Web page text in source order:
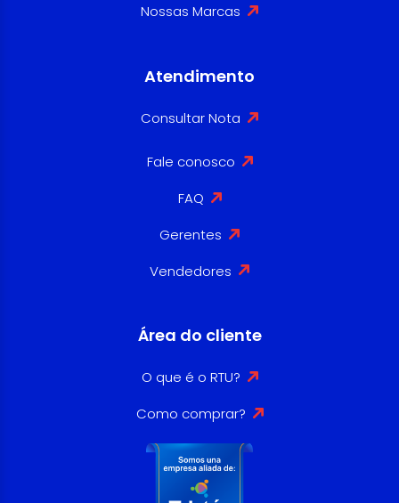
Nossas Marcas
Atendimento
Consultar Nota
Fale conosco
FAQ
Gerentes
Vendedores
Área do cliente
O que é o RTU?
Como comprar?